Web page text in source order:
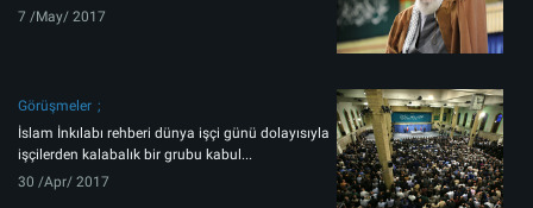
7 /May/ 2017
Görüşmeler
İslam İnkılabı rehberi dünya işçi günü dolayısıyla
işçilerden kalabalık bir grubu kabul...
30 /Apr/ 2017